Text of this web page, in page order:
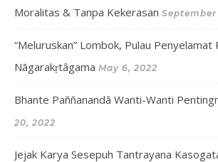
Moralitas & Tanpa Kekerasan September
“Meluruskan” Lombok, Pulau Penyelamat
Nāgarakṛtâgama May 6, 2022
Bhante Paññanandā Wanti-Wanti
20, 2022
Jejak Karya Sesepuh Tantrayana